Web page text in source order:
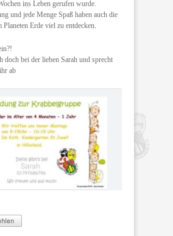
ins Leben gerufen wurde.
und jede Menge Spaß haben auch die
Erde viel zu entdecken.
doch bei der lieben Sarah und sprecht
ab